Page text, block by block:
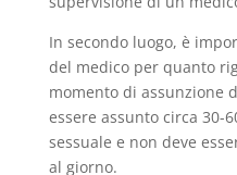
In secondo luogo, è
del medico per quanto
momento di assunzione
essere assunto circa 30-
sessuale e non deve
al giorno.